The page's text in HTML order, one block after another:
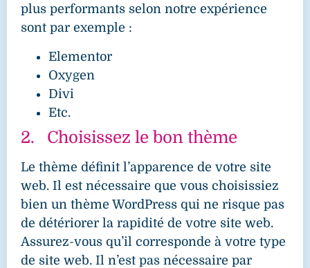
plus performants selon notre expérience
sont par exemple :
Elementor
Oxygen
Divi
Etc.
2. Choisissez le bon thème
Le thème définit l’apparence de votre site
web. Il est nécessaire que vous choisissiez
bien un thème WordPress qui ne risque pas
de détériorer la rapidité de votre site web.
Assurez-vous qu’il corresponde à votre type
de site web. Il n’est pas nécessaire par